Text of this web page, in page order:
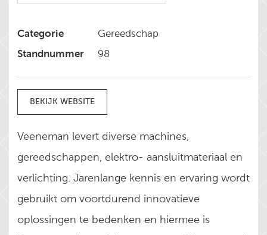
Categorie
Gereedschap
Standnummer
98
BEKIJK WEBSITE
Veeneman levert diverse machines,
gereedschappen, elektro- aansluitmateriaal en
verlichting. Jarenlange kennis en ervaring wordt
gebruikt om voortdurend innovatieve
oplossingen te bedenken en hiermee is